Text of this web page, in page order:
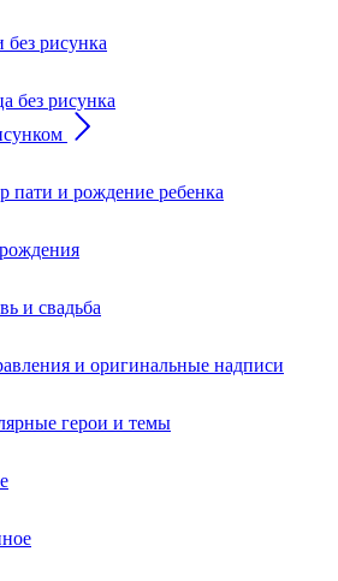
без рисунка
без рисунка
пати и рождение ребенка
и свадьба
и оригинальные надписи
герои и темы